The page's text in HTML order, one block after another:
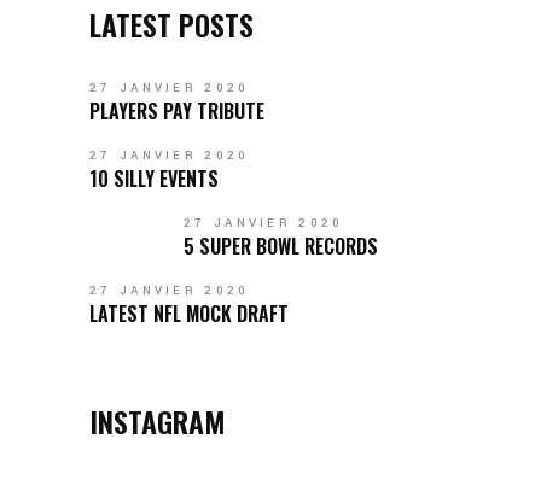
LATEST POSTS
27 JANVIER 2020
PLAYERS PAY TRIBUTE
27 JANVIER 2020
10 SILLY EVENTS
27 JANVIER 2020
5 SUPER BOWL RECORDS
27 JANVIER 2020
LATEST NFL MOCK DRAFT
INSTAGRAM